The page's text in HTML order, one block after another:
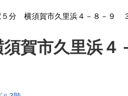
分 横須賀市久里浜４－８－９
賀市久里浜